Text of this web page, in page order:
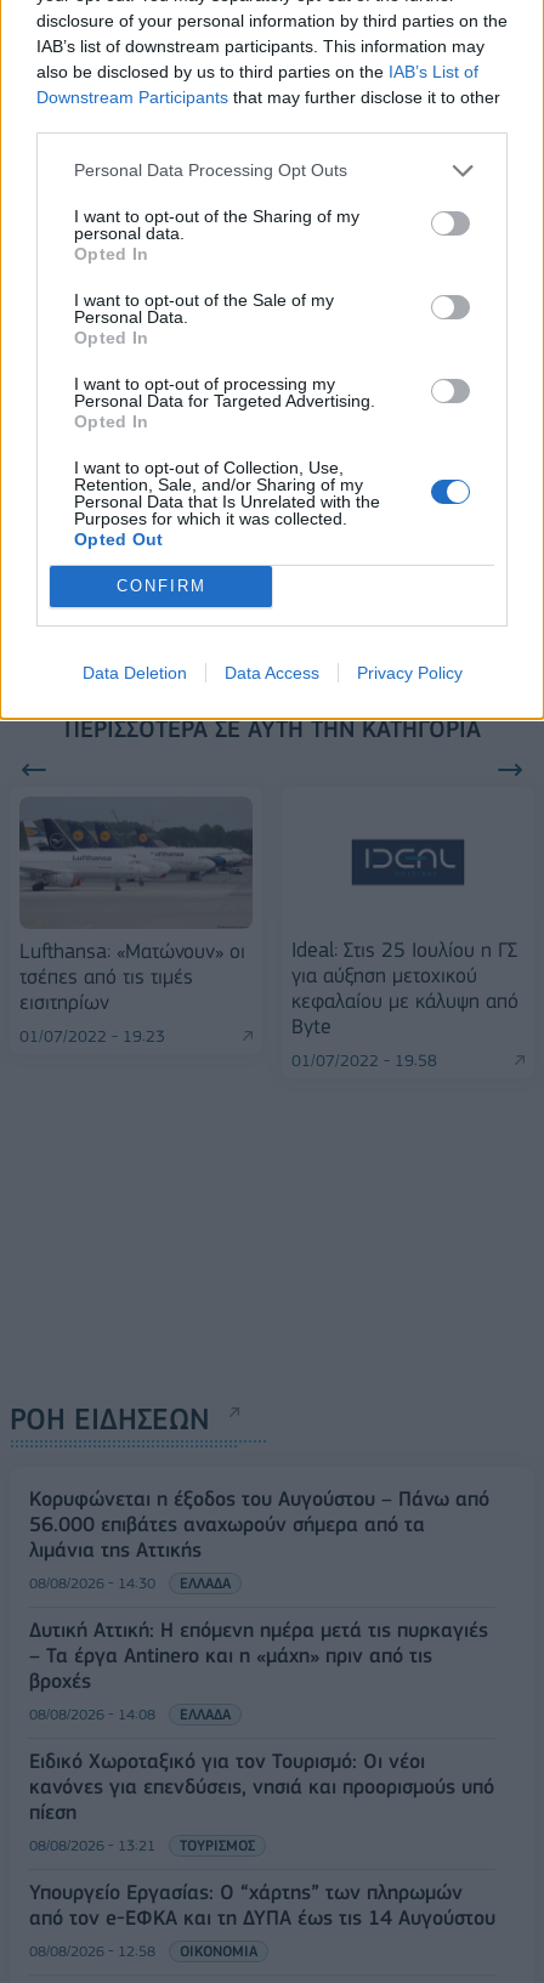
disclosure of your personal information by third parties on the
IAB’s list of downstream participants. This information may
also be disclosed by us to third parties on the IAB’s List of
Downstream Participants that may further disclose it to other
Personal Data Processing Opt Outs
I want to opt-out of the Sharing of my
personal data.
Opted In
I want to opt-out of the Sale of my
Personal Data.
Opted In
I want to opt-out of processing my
Personal Data for Targeted Advertising.
Opted In
I want to opt-out of Collection, Use,
Retention, Sale, and/or Sharing of my
Personal Data that Is Unrelated with the
Purposes for which it was collected.
Opted Out
CONFIRM
Data Deletion Data Access Privacy Policy
Β.Σ. Καρούλιας: Τζίρος 98,7
εκατ. ευρώ και αύξηση κερδών
57% - Τα νέα στοιχήματα σε
low & non alcohol
Deloitte Ελλάδος:
Χρηματοοικονομικός
σύμβουλος της ΔΕΗ για την
είσοδο στην πολωνική αγορά
ενέργειας
Το FIAT 500 Hybrid τώρα από
18.990 ευρώ
Ατρόμητος και Novibet
συνεχίζουν μαζί: Ανανέωση της
FTSE4Good
Alpha Bank: Για πρώτη φορά το Αρχαίο Θέατρο Επιδαύρου άνοιξε τις
πύλες του σε όλους
ΠΕΡΙΣΣΌΤΕΡΑ ΣΕ ΑΥΤΉ ΤΗΝ ΚΑΤΗΓΟΡΊΑ
Lufthansa: «Ματώνουν» οι
τσέπες από τις τιμές
εισιτηρίων
01/07/2022 - 19:23
Ideal: Στις 25 Ιουλίου η ΓΣ
για αύξηση μετοχικού
κεφαλαίου με κάλυψη από
Byte
01/07/2022 - 19:58
ΡΟΗ ΕΙΔΗΣΕΩΝ
Κορυφώνεται η έξοδος του Αυγούστου – Πάνω από
56.000 επιβάτες αναχωρούν σήμερα από τα
λιμάνια της Αττικής
08/08/2026 - 14:30 ΕΛΛΑΔΑ
Δυτική Αττική: Η επόμενη ημέρα μετά τις πυρκαγιές
– Τα έργα Antinero και η «μάχη» πριν από τις
βροχές
08/08/2026 - 14:08 ΕΛΛΑΔΑ
Ειδικό Χωροταξικό για τον Τουρισμό: Οι νέοι
κανόνες για επενδύσεις, νησιά και προορισμούς υπό
πίεση
08/08/2026 - 13:21 ΤΟΥΡΙΣΜΟΣ
Υπουργείο Εργασίας: Ο “χάρτης” των πληρωμών
από τον e-ΕΦΚΑ και τη ΔΥΠΑ έως τις 14 Αυγούστου
08/08/2026 - 12:58 ΟΙΚΟΝΟΜΙΑ